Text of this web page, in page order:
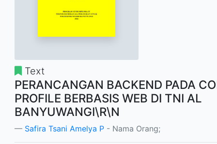
Text
PERANCANGAN BACKEND PADA
PROFILE BERBASIS WEB DI TNI AL
BANYUWANGI\R\N
Safira Tsani Amelya P - Nama Orang;